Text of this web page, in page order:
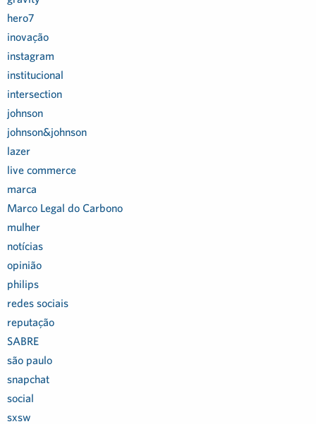
hero7
inovação
instagram
institucional
intersection
johnson
johnson&johnson
lazer
live commerce
marca
Marco Legal do Carbono
mulher
notícias
opinião
philips
redes sociais
reputação
SABRE
são paulo
snapchat
social
sxsw